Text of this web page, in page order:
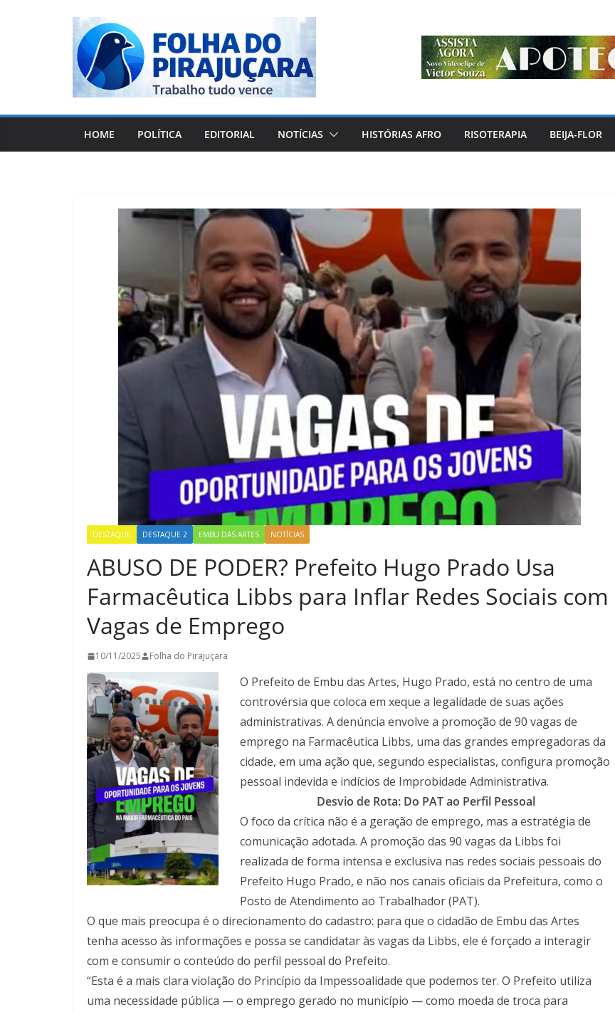
HOME POLÍTICA EDITORIAL NOTÍCIAS HISTÓRIAS AFRO RISOTERAPIA BEIJA-FLOR
DESTAQUE DESTAQUE 2 EMBU DAS ARTES NOTÍCIAS
ABUSO DE PODER? Prefeito Hugo Prado Usa
Farmacêutica Libbs para Inflar Redes Sociais com
Vagas de Emprego
10/11/2025 Folha do Pirajuçara
O Prefeito de Embu das Artes, Hugo Prado, está no centro de uma
controvérsia que coloca em xeque a legalidade de suas ações
administrativas. A denúncia envolve a promoção de 90 vagas de
emprego na Farmacêutica Libbs, uma das grandes empregadoras da
cidade, em uma ação que, segundo especialistas, configura promoção
pessoal indevida e indícios de Improbidade Administrativa.
Desvio de Rota: Do PAT ao Perfil Pessoal
O foco da crítica não é a geração de emprego, mas a estratégia de
comunicação adotada. A promoção das 90 vagas da Libbs foi
realizada de forma intensa e exclusiva nas redes sociais pessoais do
Prefeito Hugo Prado, e não nos canais oficiais da Prefeitura, como o
Posto de Atendimento ao Trabalhador (PAT).
O que mais preocupa é o direcionamento do cadastro: para que o cidadão de Embu das Artes
tenha acesso às informações e possa se candidatar às vagas da Libbs, ele é forçado a interagir
com e consumir o conteúdo do perfil pessoal do Prefeito.
“Esta é a mais clara violação do Princípio da Impessoalidade que podemos ter. O Prefeito utiliza
uma necessidade pública — o emprego gerado no município — como moeda de troca para